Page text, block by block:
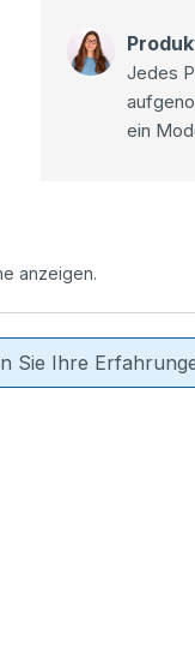
Jedes
ein
anzeigen.
Sie Ihre